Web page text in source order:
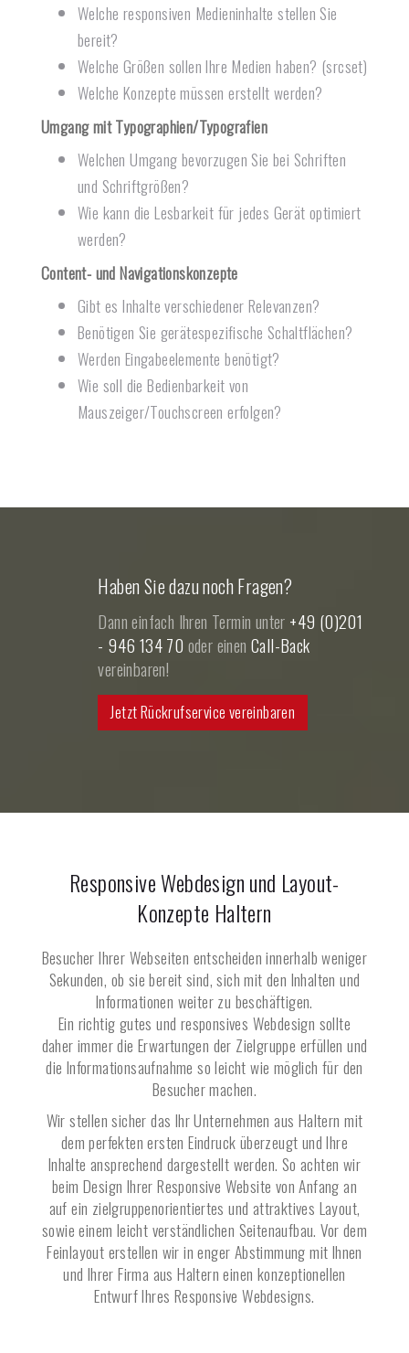
Welche responsiven Medieninhalte stellen Sie
bereit?
Welche Größen sollen Ihre Medien haben? (srcset)
Welche Konzepte müssen erstellt werden?
Umgang mit Typographien/Typografien
Welchen Umgang bevorzugen Sie bei Schriften
und Schriftgrößen?
Wie kann die Lesbarkeit für jedes Gerät optimiert
werden?
Content- und Navigationskonzepte
Gibt es Inhalte verschiedener Relevanzen?
Benötigen Sie gerätespezifische Schaltflächen?
Werden Eingabeelemente benötigt?
Wie soll die Bedienbarkeit von
Mauszeiger/Touchscreen erfolgen?
Haben Sie dazu noch Fragen?
Dann einfach Ihren Termin unter +49 (0)201
- 946 134 70 oder einen Call-Back
vereinbaren!
Jetzt Rückrufservice vereinbaren
Responsive Webdesign und Layout-
Konzepte Haltern
Besucher Ihrer Webseiten entscheiden innerhalb weniger
Sekunden, ob sie bereit sind, sich mit den Inhalten und
Informationen weiter zu beschäftigen.
Ein richtig gutes und responsives Webdesign sollte
daher immer die Erwartungen der Zielgruppe erfüllen und
die Informationsaufnahme so leicht wie möglich für den
Besucher machen.
Wir stellen sicher das Ihr Unternehmen aus Haltern mit
dem perfekten ersten Eindruck überzeugt und Ihre
Inhalte ansprechend dargestellt werden. So achten wir
beim Design Ihrer Responsive Website von Anfang an
auf ein zielgruppenorientiertes und attraktives Layout,
sowie einem leicht verständlichen Seitenaufbau. Vor dem
Feinlayout erstellen wir in enger Abstimmung mit Ihnen
und Ihrer Firma ausHalterneinen konzeptionellen
Entwurf Ihres Responsive Webdesigns.